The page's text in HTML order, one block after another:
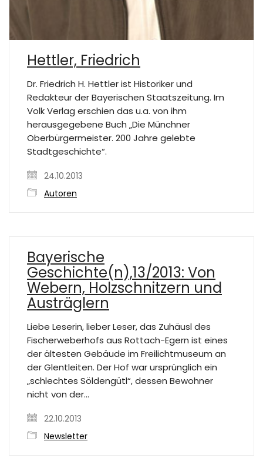
Hettler, Friedrich
Dr. Friedrich H. Hettler ist Historiker und
Redakteur der Bayerischen Staatszeitung. Im
Volk Verlag erschien das u.a. von ihm
herausgegebene Buch „Die Münchner
Oberbürgermeister. 200 Jahre gelebte
Stadtgeschichte“.
24.10.2013
Autoren
Bayerische
Geschichte(n),13/2013: Von
Webern, Holzschnitzern und
Austräglern
Liebe Leserin, lieber Leser, das Zuhäusl des
Fischerweberhofs aus Rottach-Egern ist eines
der ältesten Gebäude im Freilichtmuseum an
der Glentleiten. Der Hof war ursprünglich ein
„schlechtes Söldengütl“, dessen Bewohner
nicht von der…
22.10.2013
Newsletter